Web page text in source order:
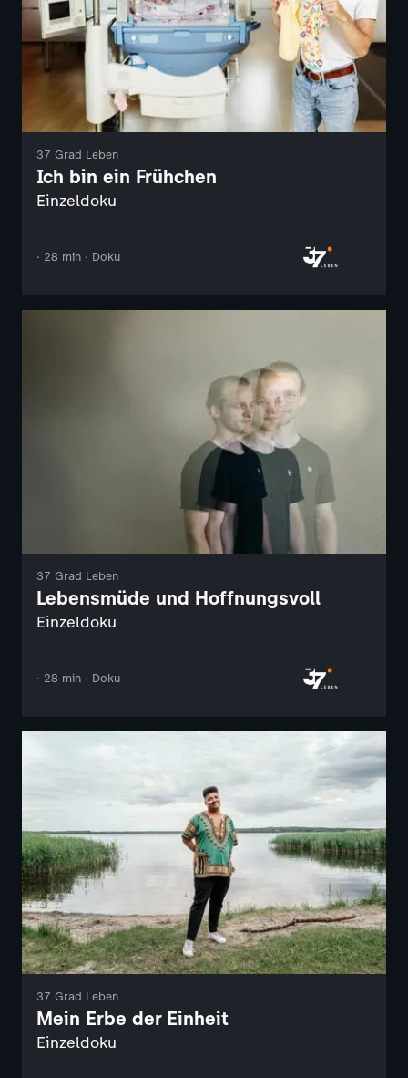
37 Grad Leben
Ich bin ein Frühchen
Einzeldoku
· 28 min · Doku
37 Grad Leben
Lebensmüde und Hoffnungsvoll
Einzeldoku
· 28 min · Doku
37 Grad Leben
Mein Erbe der Einheit
Einzeldoku